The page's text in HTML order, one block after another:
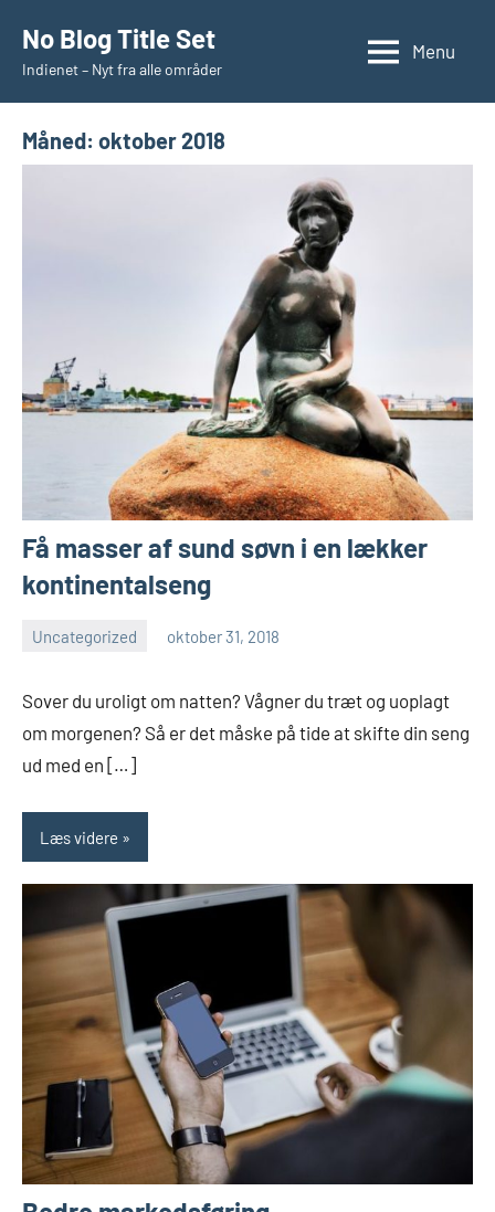
indhold
No Blog Title Set
Indienet – Nyt fra alle områder
Menu
Måned: oktober 2018
Få masser af sund søvn i en lækker
kontinentalseng
Uncategorized oktober 31, 2018
Sover du uroligt om natten? Vågner du træt og uoplagt
om morgenen? Så er det måske på tide at skifte din seng
ud med en […]
Læs videre